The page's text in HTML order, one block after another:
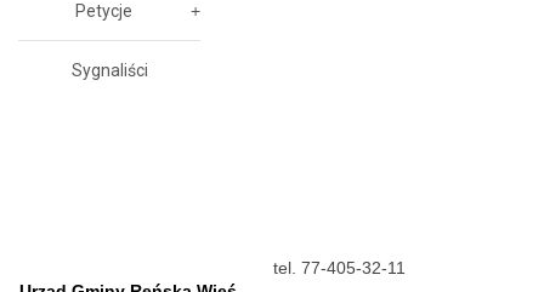
Petycje
Sygnaliści
tel. 77-405-32-11